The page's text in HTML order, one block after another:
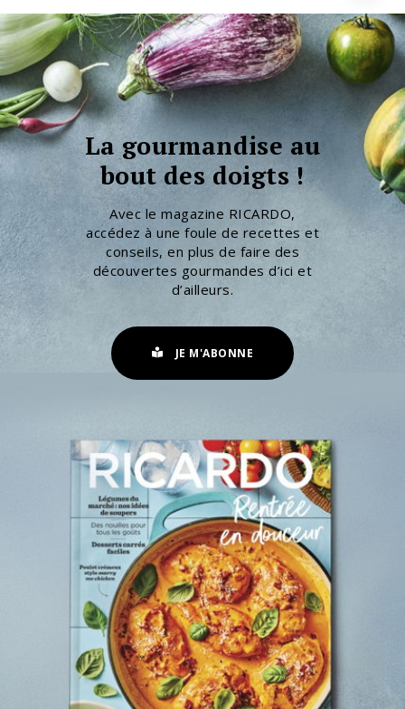
La gourmandise au
bout des doigts !
Avec le magazine RICARDO,
accédez à une foule de recettes et
conseils, en plus de faire des
découvertes gourmandes d’ici et
d’ailleurs.
JE M'ABONNE